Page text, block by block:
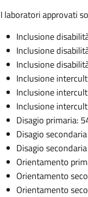
I laboratori approvati
Inclusione
Inclusione
Inclusione
Inclusione
Inclusione
Inclusione
Disagio primaria:
Disagio
Disagio
Orientamento
Orientamento
Orientamento